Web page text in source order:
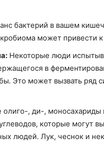
бактерий в вашем
может привести
Некоторые люди
в
Это может вызвать ряд
, ди-, моносахариды
которые могут
людей. Лук, чеснок и